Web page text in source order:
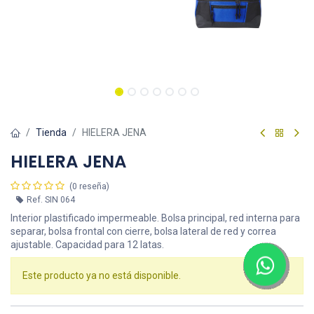
Tienda HIELERA JENA
HIELERA JENA
(0 reseña)
Ref. SIN 064
Interior plastificado impermeable. Bolsa principal, red interna para
separar, bolsa frontal con cierre, bolsa lateral de red y correa
ajustable. Capacidad para 12 latas.
Este producto ya no está disponible.